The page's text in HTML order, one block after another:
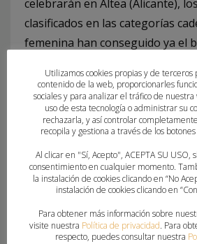
celebrarán en Altea (Alicante),
clasificados en las categorías
femenina han conseguido ya el
masculina, donde solamente
equipos de la Comunitat
el 3/4 puesto será decisivo.
· Juvenil femenina: 4 plazas
· Juvenil masculina: 4 plazas
· Cadete femenina: 4 plazas
Utilizamos cookies propias y de terceros
contenido de la web, proporcionarles
sociales y para analizar el tráfico de
uso de esta tecnología o administrar su
rechazarla, y así controlar
recopila y gestiona a través de los
Al clicar en "Sí, Acepto", ACEPTA SU
consentimiento en cualquier momento.
la instalación de cookies clicando en “No
instalación de cookies clicando en
Para obtener más información sobre
visite nuestra Política de privacidad. Para
respecto, puedes consultar nuestra